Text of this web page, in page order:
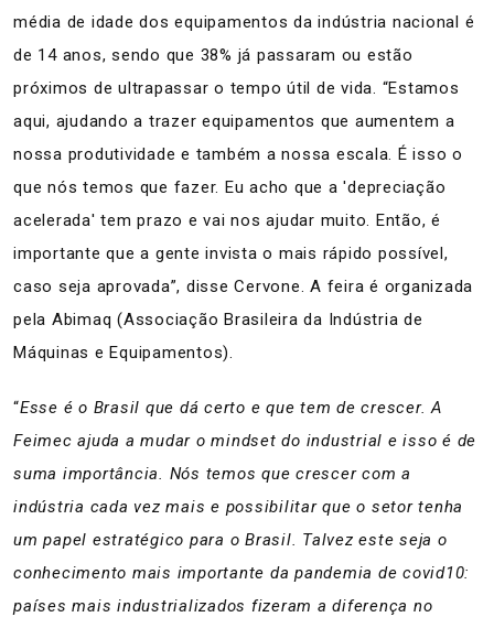
média de idade dos equipamentos da indústria nacional é
de 14 anos, sendo que 38% já passaram ou estão
próximos de ultrapassar o tempo útil de vida. “Estamos
aqui, ajudando a trazer equipamentos que aumentem a
nossa produtividade e também a nossa escala. É isso o
que nós temos que fazer. Eu acho que a 'depreciação
acelerada' tem prazo e vai nos ajudar muito. Então, é
importante que a gente invista o mais rápido possível,
caso seja aprovada”, disse Cervone. A feira é organizada
pela Abimaq (Associação Brasileira da Indústria de
Máquinas e Equipamentos).
“Esse é o Brasil que dá certo e que tem de crescer. A
Feimec ajuda a mudar o mindset do industrial e isso é de
suma importância. Nós temos que crescer com a
indústria cada vez mais e possibilitar que o setor tenha
um papel estratégico para o Brasil. Talvez este seja o
conhecimento mais importante da pandemia de covid10:
países mais industrializados fizeram a diferença no